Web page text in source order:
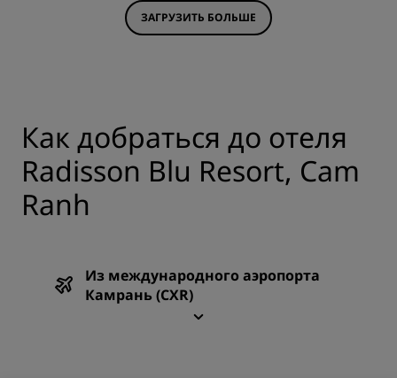
ЗАГРУЗИТЬ БОЛЬШЕ
Как добраться до отеля
Radisson Blu Resort, Cam
Ranh
Из международного аэропорта
Камрань (CXR)